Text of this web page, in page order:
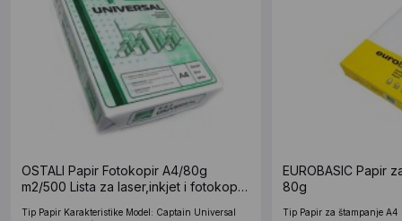
OSTALI Papir Fotokopir A4/80g
m2/500 Lista za laser,inkjet i fotokopir
Tip Papir Karakteristike Model: Captain Universal
EUROBASIC Papir
80g
Tip Papir za štampanje A4